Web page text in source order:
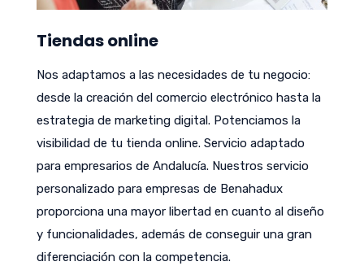
Tiendas online
Nos adaptamos a las necesidades de tu negocio:
desde la creación del comercio electrónico hasta la
estrategia de marketing digital. Potenciamos la
visibilidad de tu tienda online. Servicio adaptado
para empresarios de Andalucía. Nuestros servicio
personalizado para empresas de Benahadux
proporciona una mayor libertad en cuanto al diseño
y funcionalidades, además de conseguir una gran
diferenciación con la competencia.